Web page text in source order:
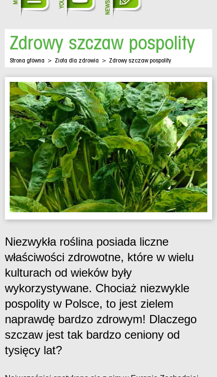
Zdrowy szczaw pospolity
Strona główna > Zioła dla zdrowia > Zdrowy szczaw pospolity
Niezwykła roślina posiada liczne
właściwości zdrowotne, które w wielu
kulturach od wieków były
wykorzystywane. Chociaż niezwykle
pospolity w Polsce, to jest zielem
naprawdę bardzo zdrowym! Dlaczego
szczaw jest tak bardzo ceniony od
tysięcy lat?